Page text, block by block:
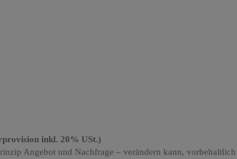
inkl. 20% USt.)
Angebot und Nachfrage – verändern kann, vorbehaltlich